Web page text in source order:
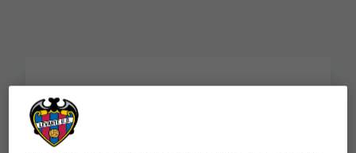
Roda de premsa de
Julián Calero després